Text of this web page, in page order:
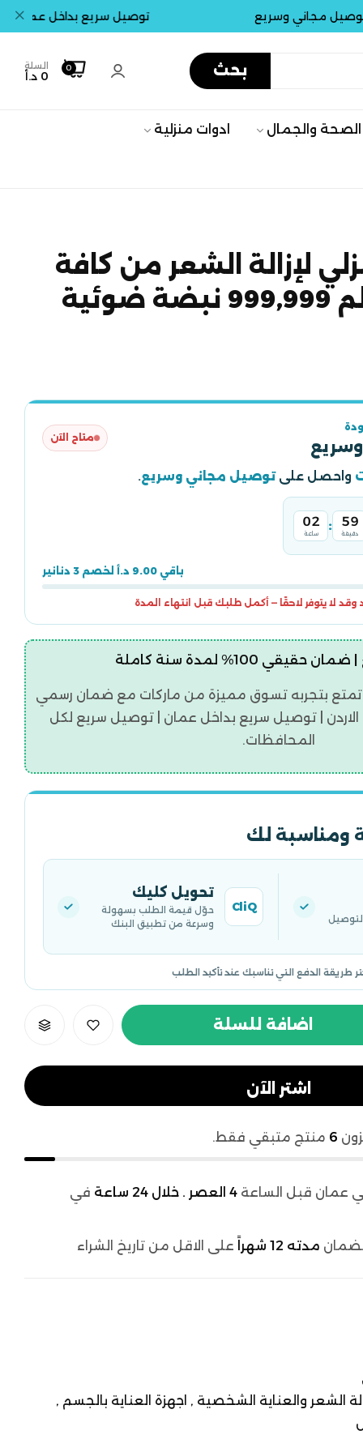
وسريع توصيل سريع بداخل عمان . جميع
بحث السلة
0 د.أ
0
الصحة والجمال ادوات منزلية
لإزالة الشعر من كافة
متاح الآن
واحصل علىتوصيل مجاني وسريع.
02
ساعة
: 59
دقيقة
باقي 9.00 د.أ لخصم 3 دنانير
وقد لا يتوفر لاحقًا — أكمل طلبك قبل انتهاء المدة
100% لمدة سنة كاملة
بتجربه تسوق مميزة من ماركات مع ضمان رسمي
| توصيل سريع بداخل عمان | توصيل سريع لكل
المحافظات.
ومناسبة لك
CliQ
تحويل كليك
حوّل قيمة الطلب بسهولة
وسرعة من تطبيق البنك
طريقة الدفع التي تناسبك عند تأكيد الطلب
اضافة للسلة
اشتر الآن
6 منتج متبقي فقط.
عمان قبل الساعة
في
مدته 12 شهراً على الاقل من تاريخ الشراء
الشعر والعناية الشخصية , اجهزة العناية بالجسم ,